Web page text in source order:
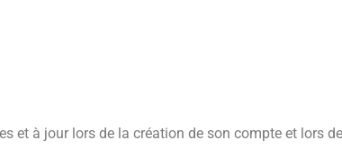
et à jour lors de la création de son compte et lors